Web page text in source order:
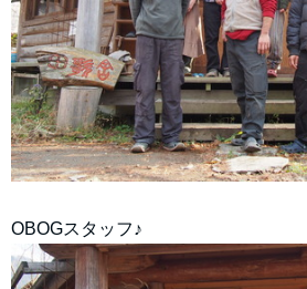
OBOGスタッフ♪